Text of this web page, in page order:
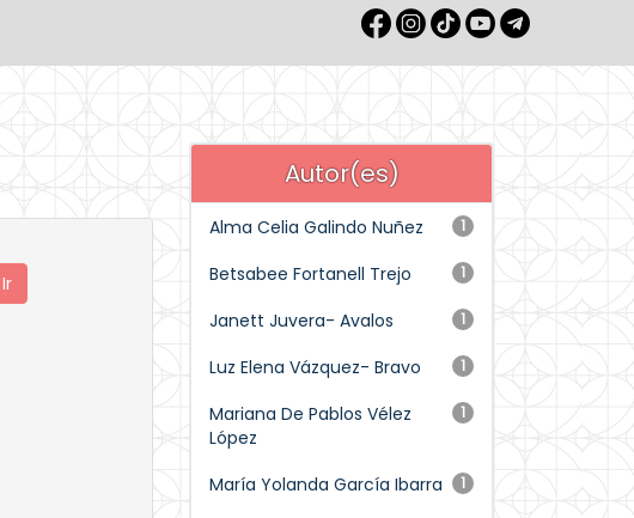
Autor(es)
1
Alma Celia Galindo Nuñez
1
Betsabee Fortanell Trejo
1
Janett Juvera- Avalos
1
Luz Elena Vázquez- Bravo
1
Mariana De Pablos Vélez
López
1
María Yolanda García Ibarra